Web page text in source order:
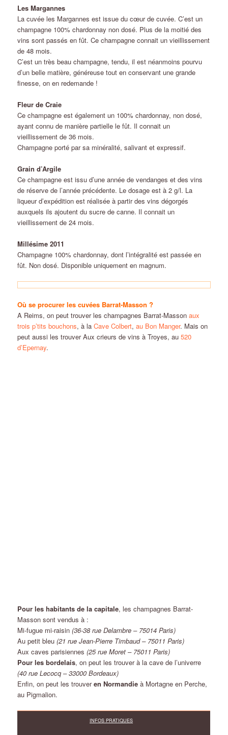
Les Margannes
La cuvée les Margannes est issue du cœur de cuvée. C’est un
champagne 100% chardonnay non dosé. Plus de la moitié des
vins sont passés en fût. Ce champagne connait un vieillissement
de 48 mois.
C’est un très beau champagne, tendu, il est néanmoins pourvu
d’un belle matière, généreuse tout en conservant une grande
finesse, on en redemande !
Fleur de Craie
Ce champagne est également un 100% chardonnay, non dosé,
ayant connu de manière partielle le fût. Il connait un
vieillissement de 36 mois.
Champagne porté par sa minéralité, salivant et expressif.
Grain d’Argile
Ce champagne est issu d’une année de vendanges et des vins
de réserve de l’année précédente. Le dosage est à 2 g/l. La
liqueur d’expédition est réalisée à partir des vins dégorgés
auxquels ils ajoutent du sucre de canne. Il connait un
vieillissement de 24 mois.
Millésime 2011
Champagne 100% chardonnay, dont l’intégralité est passée en
fût. Non dosé. Disponible uniquement en magnum.
Où se procurer les cuvées Barrat-Masson ?
A Reims, on peut trouver les champagnes Barrat-Massonaux
trois p’tits bouchons, à laCave Colbert,au Bon Manger. Mais on
peut aussi les trouver Aux crieurs de vins à Troyes, au520
d’Epernay.
Pour les habitants de la capitale, les champagnes Barrat-
Masson sont vendus à :
Mi-fugue mi-raisin(36-38 rue Delambre – 75014 Paris)
Au petit bleu(21 rue Jean-Pierre Timbaud – 75011 Paris)
Aux caves parisiennes(25 rue Moret – 75011 Paris)
Pour les bordelais, on peut les trouver à la cave de l’univerre
(40 rue Lecocq – 33000 Bordeaux)
Enfin, on peut les trouveren Normandie à Mortagne en Perche,
au Pigmalion.
INFOS PRATIQUES